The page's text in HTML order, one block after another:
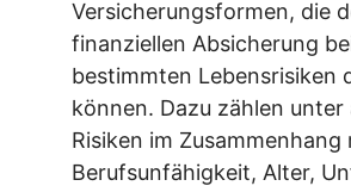
Versicherungsformen, die
finanziellen Absicherung
bestimmten Lebensrisiken
können. Dazu zählen unter
Risiken im Zusammenhang
Berufsunfähigkeit, Alter,